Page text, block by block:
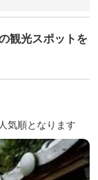
観光スポットを
気順となります